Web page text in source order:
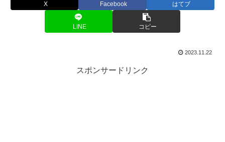
X Facebook はてブ
LINE コピー
2023.11.22
スポンサードリンク